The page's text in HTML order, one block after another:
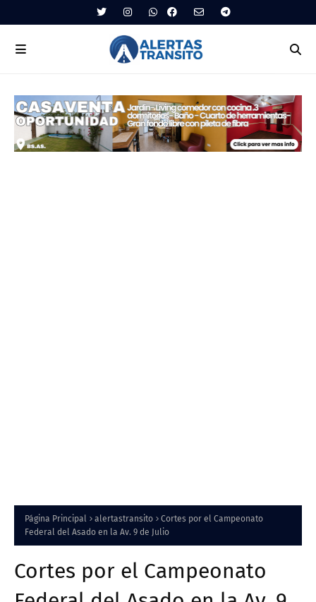
Página Principal alertastransito
Cortes por el Campeonato
Federal del Asado en la Av. 9 de Julio
Cortes por el Campeonato